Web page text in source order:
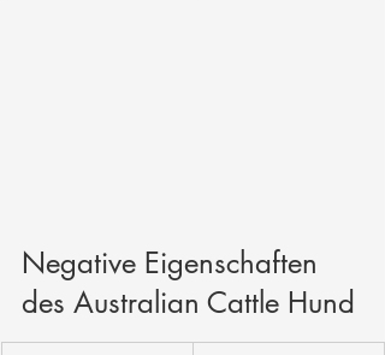
Negative Eigenschaften
des Australian Cattle Hund